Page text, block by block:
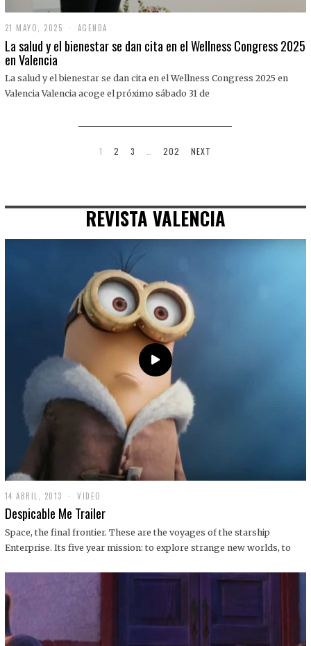
21 MAYO, 2025
1
M
O
,
AGENDA
La salud y el bienestar se dan cita en el Wellness Congress 2025
en Valencia
La salud y el bienestar se dan cita en el Wellness Congress 2025 en
Valencia Valencia acoge el próximo sábado 31 de
1 2 3 202 NEXT
REVISTA VALENCIA
14 ABRIL, 2013
9
D
C
I
1
VIDEO
Despicable Me Trailer
Space, the final frontier. These are the voyages of the starship
Enterprise. Its five year mission: to explore strange new worlds, to